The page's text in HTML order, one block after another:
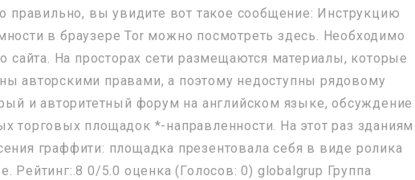
правильно, вы увидите вот такое сообщение: Инструкцию
в браузере Tor можно посмотреть здесь. Необходимо
сайта. На просторах сети размещаются материалы, которые
авторскими правами, а поэтому недоступны рядовому
и авторитетный форум на английском языке, обсуждение
торговых площадок *-направленности. На этот раз зданиям
граффити: площадка презентовала себя в виде ролика
Рейтинг:.8 0/5.0 оценка (Голосов: 0) globalgrup Группа